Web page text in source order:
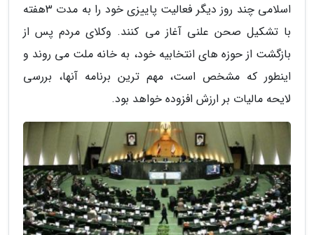
اسلامی چند روز دیگر فعالیت پاییزی خود را به مدت 3هفته
با تشکیل صحن علنی آغاز می کنند. وکلای مردم پس از
بازگشت از حوزه های انتخابیه خود، به خانه ملت می روند و
اینطور که مشخص است، مهم ترین برنامه آنها، بررسی
لایحه مالیات بر ارزش افزوده خواهد بود.